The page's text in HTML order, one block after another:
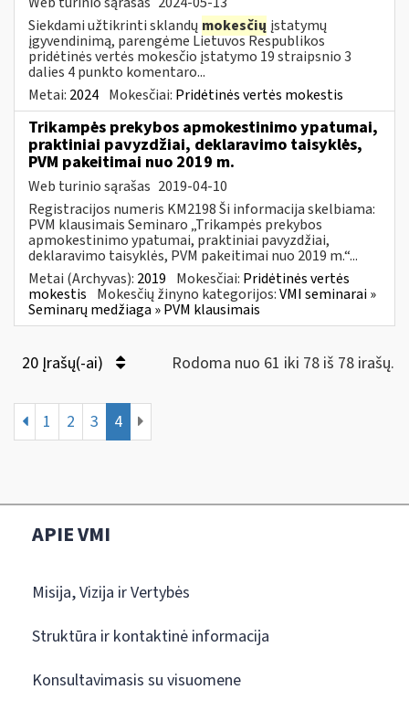
Siekdami užtikrinti sklandų mokesčių įstatymų
įgyvendinimą, parengėme Lietuvos Respublikos
pridėtinės vertės mokesčio įstatymo 19 straipsnio 3
dalies 4 punkto komentaro...
Metai: 2024 Mokesčiai: Pridėtinės vertės mokestis
Trikampės prekybos apmokestinimo ypatumai,
praktiniai pavyzdžiai, deklaravimo taisyklės,
PVM pakeitimai nuo 2019 m.
Web turinio sąrašas 2019-04-10
Registracijos numeris KM2198 Ši informacija skelbiama:
PVM klausimais Seminaro „Trikampės prekybos
apmokestinimo ypatumai, praktiniai pavyzdžiai,
deklaravimo taisyklės, PVM pakeitimai nuo 2019 m.“...
Metai (Archyvas): 2019 Mokesčiai: Pridėtinės vertės
mokestis Mokesčių žinyno kategorijos:VMI seminarai »
Seminarų medžiaga » PVM klausimais
20 Įrašų(-ai) Rodoma nuo 61 iki 78 iš 78 irašų.
1 2 3 4
APIE VMI
Misija, Vizija ir Vertybės
Struktūra ir kontaktinė informacija
Konsultavimasis su visuomene